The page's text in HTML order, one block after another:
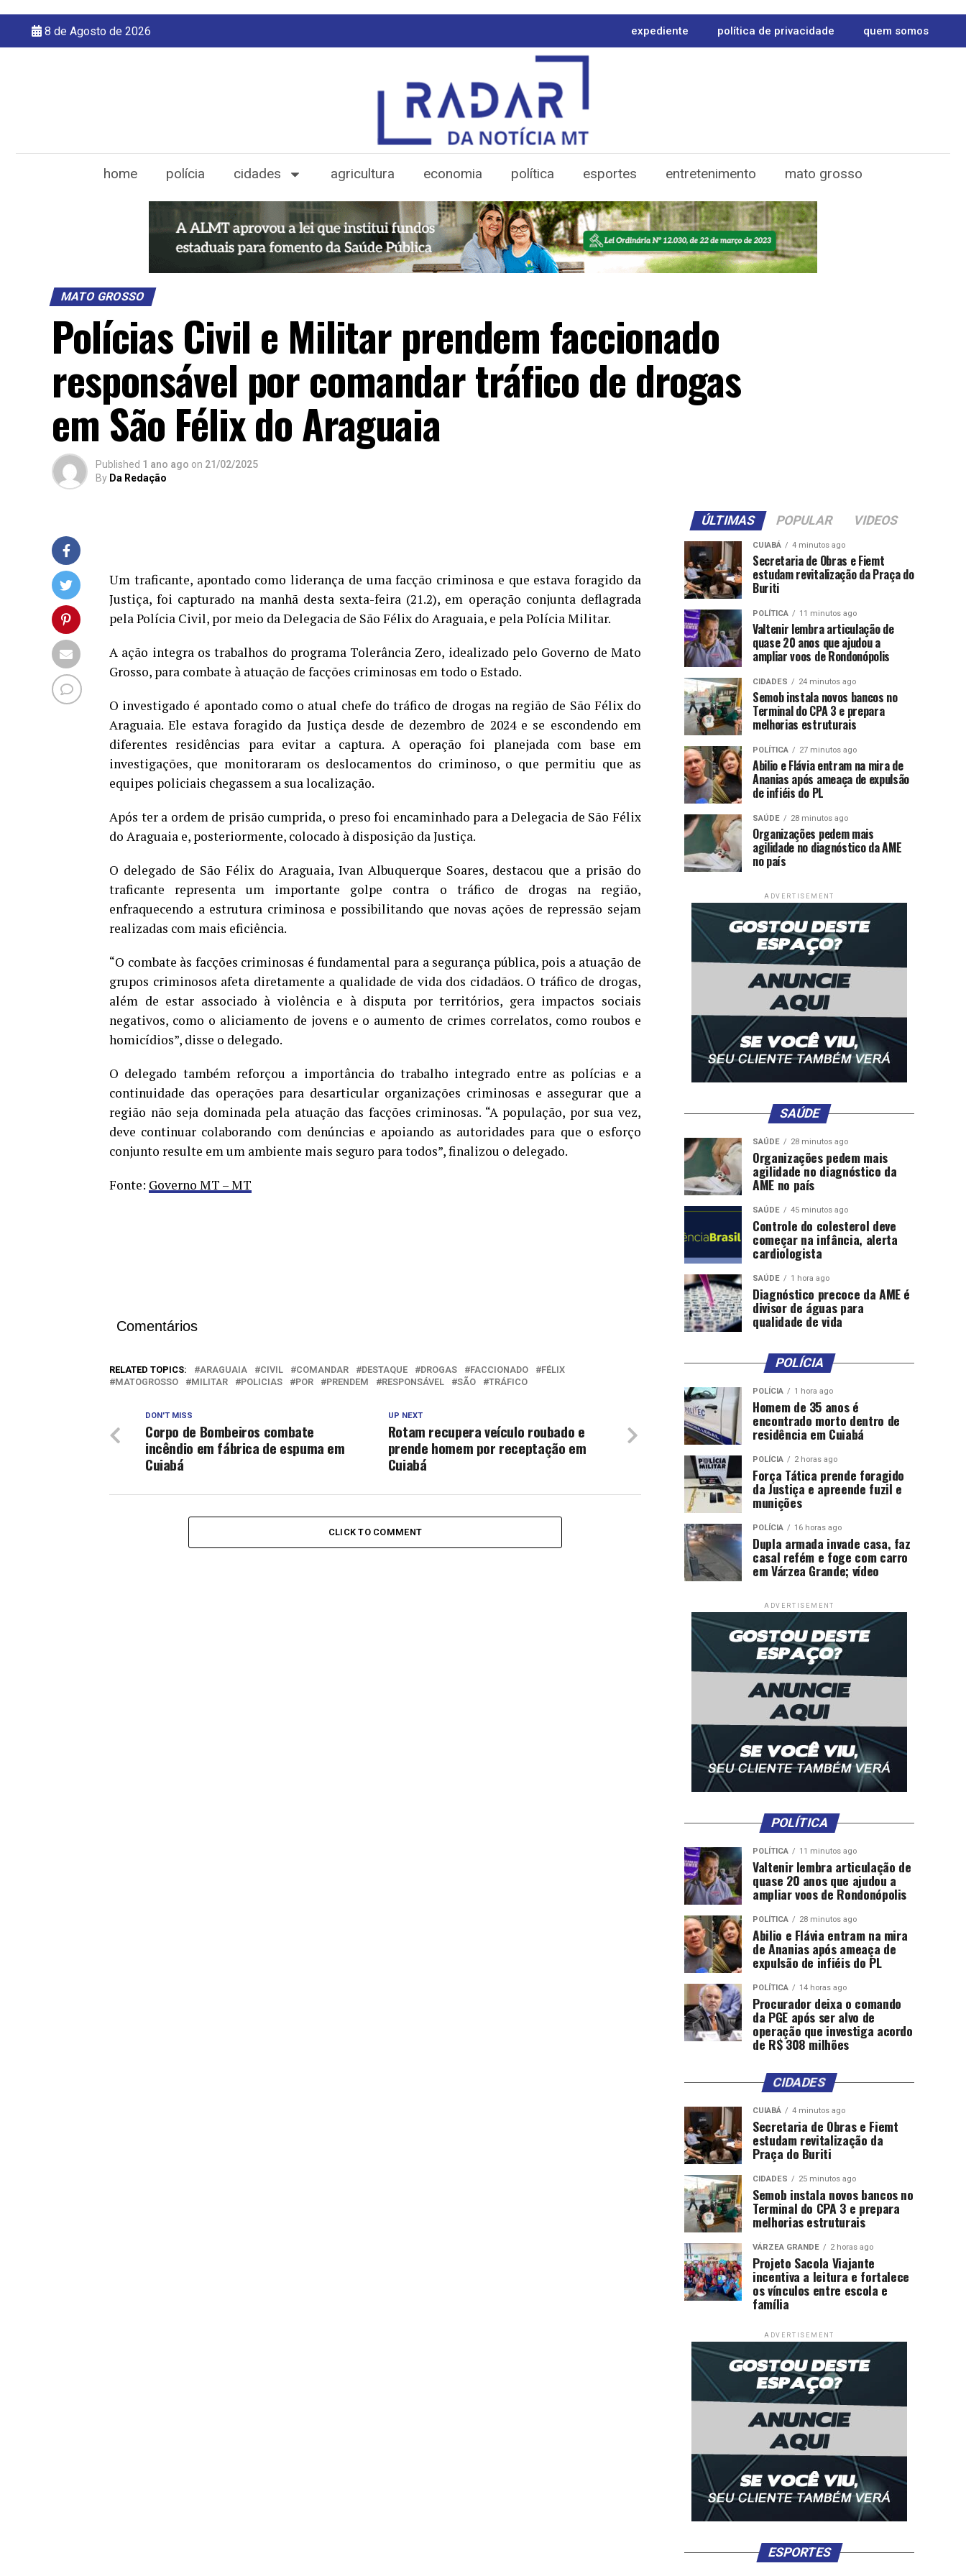
8 de Agosto de 2026 expediente política de privacidade quem somos
home polícia cidades agricultura economia política esportes entretenimento mato grosso
MATO GROSSO
Polícias Civil e Militar prendem faccionado
responsável por comandar tráfico de drogas
em São Félix do Araguaia
Published 1 ano ago on 21/02/2025
By Da Redação
Um traficante, apontado como liderança de uma facção criminosa e que estava foragido da
Justiça, foi capturado na manhã desta sexta-feira (21.2), em operação conjunta deflagrada
pela Polícia Civil, por meio da Delegacia de São Félix do Araguaia, e pela Polícia Militar.
A ação integra os trabalhos do programa Tolerância Zero, idealizado pelo Governo de Mato
Grosso, para combate à atuação de facções criminosas em todo o Estado.
O investigado é apontado como o atual chefe do tráfico de drogas na região de São Félix do
Araguaia. Ele estava foragido da Justiça desde de dezembro de 2024 e se escondendo em
diferentes residências para evitar a captura. A operação foi planejada com base em
investigações, que monitoraram os deslocamentos do criminoso, o que permitiu que as
equipes policiais chegassem a sua localização.
Após ter a ordem de prisão cumprida, o preso foi encaminhado para a Delegacia de São Félix
do Araguaia e, posteriormente, colocado à disposição da Justiça.
O delegado de São Félix do Araguaia, Ivan Albuquerque Soares, destacou que a prisão do
traficante representa um importante golpe contra o tráfico de drogas na região,
enfraquecendo a estrutura criminosa e possibilitando que novas ações de repressão sejam
realizadas com mais eficiência.
“O combate às facções criminosas é fundamental para a segurança pública, pois a atuação de
grupos criminosos afeta diretamente a qualidade de vida dos cidadãos. O tráfico de drogas,
além de estar associado à violência e à disputa por territórios, gera impactos sociais
negativos, como o aliciamento de jovens e o aumento de crimes correlatos, como roubos e
homicídios”, disse o delegado.
O delegado também reforçou a importância do trabalho integrado entre as polícias e a
continuidade das operações para desarticular organizações criminosas e assegurar que a
região não seja dominada pela atuação das facções criminosas. “A população, por sua vez,
deve continuar colaborando com denúncias e apoiando as autoridades para que o esforço
conjunto resulte em um ambiente mais seguro para todos”, finalizou o delegado.
Fonte: Governo MT – MT
Comentários
RELATED TOPICS: ARAGUAIA CIVIL COMANDAR DESTAQUE DROGAS FACCIONADO
FÉLIX
MATOGROSSO
MILITAR POLICIAS POR PRENDEM RESPONSÁVEL SÃO TRÁFICO
UP NEXT
Rotam recupera veículo roubado e
prende homem por receptação em
Cuiabá
DON'T MISS
Corpo de Bombeiros combate
incêndio em fábrica de espuma em
Cuiabá
CLICK TO COMMENT
ÚLTIMAS POPULAR VIDEOS
CUIABÁ 4 minutos ago
Secretaria de Obras e Fiemt
estudam revitalização da Praça do
Buriti
POLÍTICA 11 minutos ago
Valtenir lembra articulação de
quase 20 anos que ajudou a
ampliar voos de Rondonópolis
CIDADES 24 minutos ago
Semob instala novos bancos no
Terminal do CPA 3 e prepara
melhorias estruturais
POLÍTICA 27 minutos ago
Abilio e Flávia entram na mira de
Ananias após ameaça de expulsão
de infiéis do PL
SAÚDE 28 minutos ago
Organizações pedem mais
agilidade no diagnóstico da AME
no país
ADVERTISEMENT
SAÚDE
SAÚDE 28 minutos ago
Organizações pedem mais
agilidade no diagnóstico da
AME no país
SAÚDE 45 minutos ago
Controle do colesterol deve
começar na infância, alerta
cardiologista
SAÚDE 1 hora ago
Diagnóstico precoce da AME é
divisor de águas para
qualidade de vida
POLÍCIA
POLÍCIA 1 hora ago
Homem de 35 anos é
encontrado morto dentro de
residência em Cuiabá
POLÍCIA 2 horas ago
Força Tática prende foragido
da Justiça e apreende fuzil e
munições
POLÍCIA 16 horas ago
Dupla armada invade casa, faz
casal refém e foge com carro
em Várzea Grande; vídeo
ADVERTISEMENT
POLÍTICA
POLÍTICA 11 minutos ago
Valtenir lembra articulação de
quase 20 anos que ajudou a
ampliar voos de Rondonópolis
POLÍTICA 28 minutos ago
Abilio e Flávia entram na mira
de Ananias após ameaça de
expulsão de infiéis do PL
POLÍTICA 14 horas ago
Procurador deixa o comando
da PGE após ser alvo de
operação que investiga acordo
de R$ 308 milhões
CIDADES
CUIABÁ 4 minutos ago
Secretaria de Obras e Fiemt
estudam revitalização da
Praça do Buriti
CIDADES 25 minutos ago
Semob instala novos bancos no
Terminal do CPA 3 e prepara
melhorias estruturais
VÁRZEA GRANDE 2 horas ago
Projeto Sacola Viajante
incentiva a leitura e fortalece
os vínculos entre escola e
família
ADVERTISEMENT
ESPORTES